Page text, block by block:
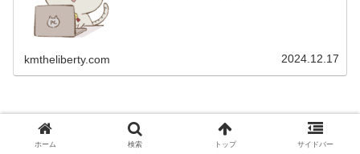
kmtheliberty.com 2024.12.17
ホーム 検索 トップ サイドバー